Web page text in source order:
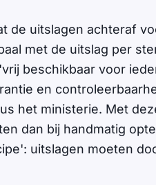
de uitslagen achteraf
met de uitslag per
beschikbaar voor
en
het ministerie. Met
dan bij handmatig
uitslagen moeten